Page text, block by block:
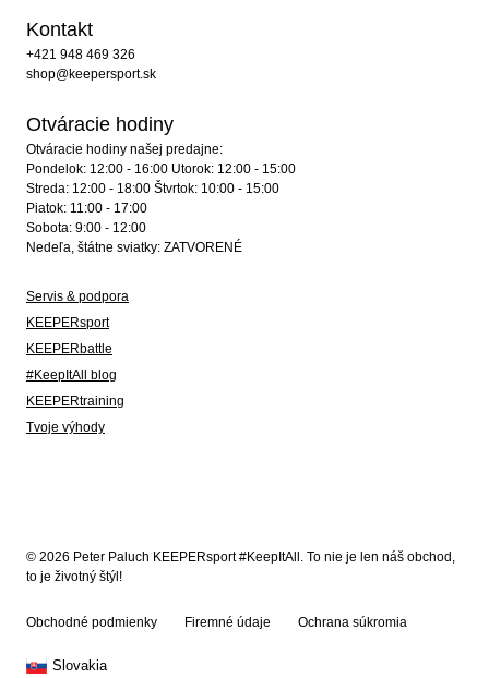
Kontakt
+421 948 469 326
shop@keepersport.sk
Otváracie hodiny
Otváracie hodiny našej predajne:
Pondelok: 12:00 - 16:00 Utorok: 12:00 - 15:00
Streda: 12:00 - 18:00 Štvrtok: 10:00 - 15:00
Piatok: 11:00 - 17:00
Sobota: 9:00 - 12:00
Nedeľa, štátne sviatky: ZATVORENÉ
Servis & podpora
KEEPERsport
KEEPERbattle
#KeepItAll blog
KEEPERtraining
Tvoje výhody
© 2026 Peter Paluch KEEPERsport #KeepItAll. To nie je len náš obchod,
to je životný štýl!
Obchodné podmienky Firemné údaje Ochrana súkromia
Slovakia